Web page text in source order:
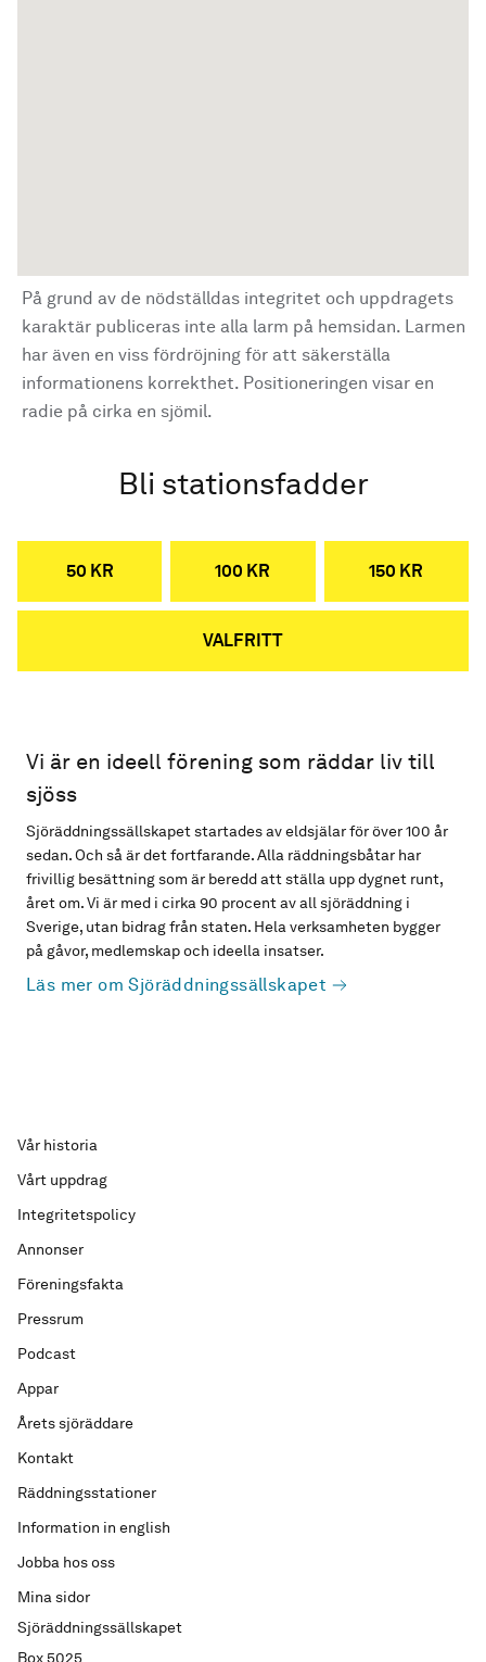
På grund av de nödställdas integritet och uppdragets
karaktär publiceras inte alla larm på hemsidan. Larmen
har även en viss fördröjning för att säkerställa
informationens korrekthet. Positioneringen visar en
radie på cirka en sjömil.
Bli stationsfadder
50 KR 100 KR 150 KR
VALFRITT
Vi är en ideell förening som räddar liv till
sjöss
Sjöräddningssällskapet startades av eldsjälar för över 100 år
sedan. Och så är det fortfarande. Alla räddningsbåtar har
frivillig besättning som är beredd att ställa upp dygnet runt,
året om. Vi är med i cirka 90 procent av all sjöräddning i
Sverige, utan bidrag från staten. Hela verksamheten bygger
på gåvor, medlemskap och ideella insatser.
Läs mer om Sjöräddningssällskapet
Sjöräddningssällskapet
Box 5025
Vår historia
Vårt uppdrag
Integritetspolicy
Annonser
Föreningsfakta
Pressrum
Podcast
Appar
Årets sjöräddare
Kontakt
Räddningsstationer
Information in english
Jobba hos oss
Mina sidor